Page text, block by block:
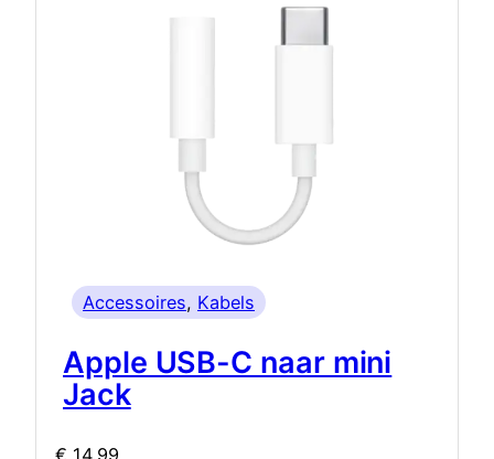
Accessoires, Kabels
Apple USB-C naar mini
Jack
€ 14,99